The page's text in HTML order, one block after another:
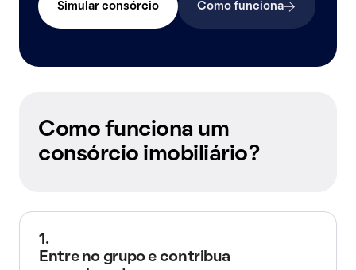
Simular consórcio Como funciona
Como funciona um
consórcio imobiliário?
1.
Entre no grupo e contribua